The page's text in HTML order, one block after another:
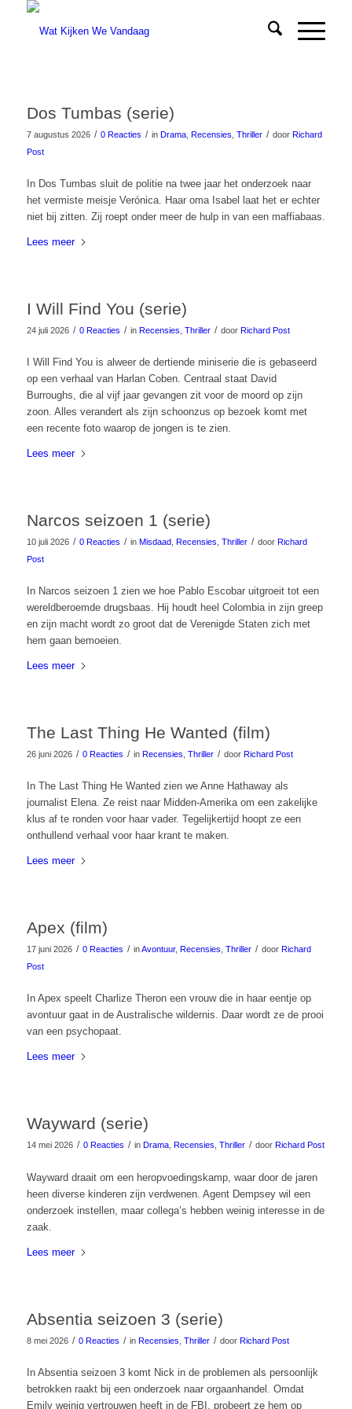
Dos Tumbas (serie)
7 augustus 2026 / 0 Reacties / in Drama, Recensies Thriller / door Richard
Post
In Dos Tumbas sluit de politie na twee jaar het onderzoek naar
het vermiste meisje Verónica. Haar oma Isabel laat het er echter
niet bij zitten. Zij roept onder meer de hulp in van een maffiabaas.
Lees meer
I Will Find You (serie)
24 juli 2026 / 0 Reacties / in Recensies Thriller / door Richard Post
I Will Find You is alweer de dertiende miniserie die is gebaseerd
op een verhaal van Harlan Coben. Centraal staat David
Burroughs, die al vijf jaar gevangen zit voor de moord op zijn
zoon. Alles verandert als zijn schoonzus op bezoek komt met
een recente foto waarop de jongen is te zien.
Lees meer
Narcos seizoen 1 (serie)
10 juli 2026 / 0 Reacties / in Misdaad, Recensies Thriller / door Richard
Post
In Narcos seizoen 1 zien we hoe Pablo Escobar uitgroeit tot een
wereldberoemde drugsbaas. Hij houdt heel Colombia in zijn greep
en zijn macht wordt zo groot dat de Verenigde Staten zich met
hem gaan bemoeien.
Lees meer
The Last Thing He Wanted (film)
26 juni 2026 / 0 Reacties / in Recensies Thriller / door Richard Post
In The Last Thing He Wanted zien we Anne Hathaway als
journalist Elena. Ze reist naar Midden-Amerika om een zakelijke
klus af te ronden voor haar vader. Tegelijkertijd hoopt ze een
onthullend verhaal voor haar krant te maken.
Lees meer
Apex (film)
17 juni 2026 / 0 Reacties / inAvontuur, Recensies Thriller / door Richard
Post
In Apex speelt Charlize Theron een vrouw die in haar eentje op
avontuur gaat in de Australische wildernis. Daar wordt ze de prooi
van een psychopaat.
Lees meer
Wayward (serie)
14 mei 2026 / 0 Reacties / in Drama, Recensies, Thriller / door Richard Post
Wayward draait om een heropvoedingskamp, waar door de jaren
heen diverse kinderen zijn verdwenen. Agent Dempsey wil een
onderzoek instellen, maar collega’s hebben weinig interesse in de
zaak.
Lees meer
Absentia seizoen 3 (serie)
8 mei 2026 / 0 Reacties / in Recensies Thriller / door Richard Post
In Absentia seizoen 3 komt Nick in de problemen als persoonlijk
betrokken raakt bij een onderzoek naar orgaanhandel. Omdat
Emily weinig vertrouwen heeft in de FBI, probeert ze hem op